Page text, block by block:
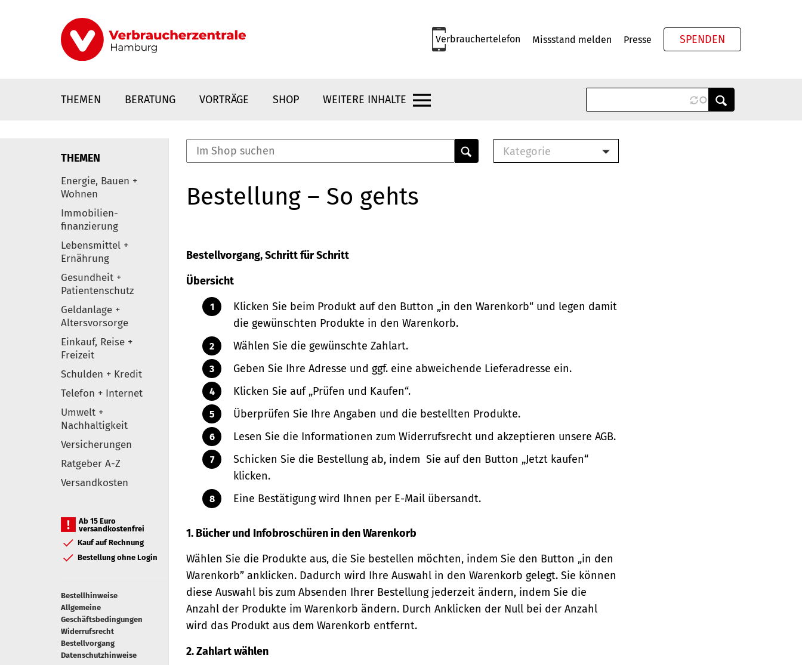
Verbrauchertelefon Missstand melden Presse SPENDEN
THEMEN BERATUNG VORTRÄGE SHOP WEITERE INHALTE
Elemente
THEMEN
Energie, Bauen +
Wohnen
Immobilien-
finanzierung
Lebensmittel +
Ernährung
Gesundheit +
Patientenschutz
Geldanlage +
Altersvorsorge
Einkauf, Reise +
Freizeit
Schulden + Kredit
Telefon + Internet
Umwelt +
Nachhaltigkeit
Versicherungen
Ratgeber A-Z
Versandkosten
Ab 15 Euro
versandkostenfrei
Kauf auf Rechnung
Bestellung ohne Login
Bestellhinweise
Allgemeine
Geschäftsbedingungen
Widerrufsrecht
Bestellvorgang
Datenschutzhinweise
Kategorie
Bestellung – So gehts
Bestellvorgang, Schritt für Schritt
Übersicht
Klicken Sie beim Produkt auf den Button „in den Warenkorb“ und legen damit
die gewünschten Produkte in den Warenkorb.
Wählen Sie die gewünschte Zahlart.
Geben Sie Ihre Adresse und ggf. eine abweichende Lieferadresse ein.
Klicken Sie auf „Prüfen und Kaufen“.
Überprüfen Sie Ihre Angaben und die bestellten Produkte.
Lesen Sie die Informationen zum Widerrufsrecht und akzeptieren unsere AGB.
Schicken Sie die Bestellung ab, indem Sie auf den Button „Jetzt kaufen“
klicken.
Eine Bestätigung wird Ihnen per E-Mail übersandt.
1. Bücher und Infobroschüren in den Warenkorb
Wählen Sie die Produkte aus, die Sie bestellen möchten, indem Sie den Button „in den
Warenkorb” anklicken. Dadurch wird Ihre Auswahl in den Warenkorb gelegt. Sie können
diese Auswahl bis zum Absenden Ihrer Bestellung jederzeit ändern, indem Sie die
Anzahl der Produkte im Warenkorb ändern. Durch Anklicken der Null bei der Anzahl
wird das Produkt aus dem Warenkorb entfernt.
2. Zahlart wählen